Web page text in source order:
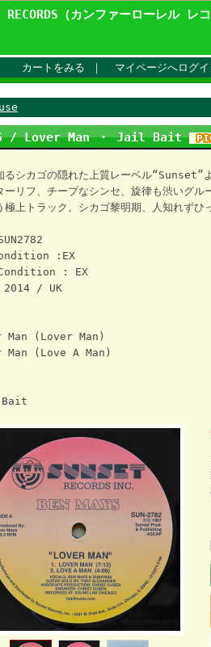
（カンファーローレル レコ
カートをみる ｜ マイページへログイ
/ Lover Man ・ Jail Bait
るシカゴの隠れた上質レーベル“Sunset”
ーリフ、チープなシンセ、旋律も渋いグ
極上トラック。シカゴ黎明期、人知れずひ
:EX
: EX
/ UK
Man (Lover Man)
Man (Love A Man)